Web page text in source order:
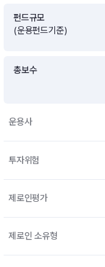
펀드규모
(운용펀드기준)
총보수
운용사
투자위험
제로인평가
제로인 소유형
포트래빗 관리
미국 ETF 검색
ETF 비교
연금 ETF 검색
ETF트렌드
미국ETF테마
연금 펀드 검색
투자 라이브러리
ETF 처음투자
내맘대로 만들기
DIY 포트 관리
고객라운지
이벤트
공지사항
FAQ